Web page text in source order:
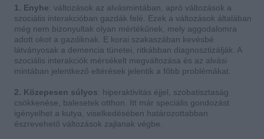
1. Enyhe: változások az alvásmintában, apró változások a
szociális interakcióban gazdák felé. Ezek a változások általában
még nem bizonyultak olyan mértékűnek, mely aggodalomra
adott okot a gazdiknak. E korai szakaszában kevésbé
látványosak a demencia tünetei, ritkábban diagnosztizálják. A
szociális interakciók mérsékelt megváltozása és az alvási
mintában jelentkező eltérések jelentik a főbb problémákat.
2. Közepesen súlyos: hiperaktivitás éjjel, szobatisztaság
csökkenése, balesetek otthon. Itt már speciális gondozást
igényelhet a kutya, viselkedésében határozottabban
észrevehető változások zajlanak végbe.